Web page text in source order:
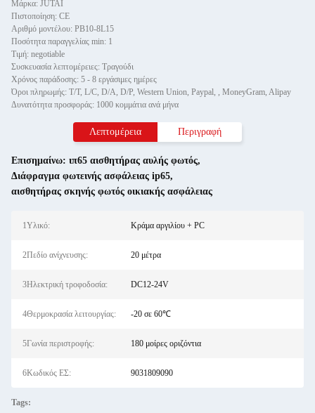
Μάρκα: JUTAI
Πιστοποίηση: CE
Αριθμό μοντέλου: PB10-8L15
Ποσότητα παραγγελίας min: 1
Τιμή: negotiable
Συσκευασία λεπτομέρειες: Τραγούδι
Χρόνος παράδοσης: 5 - 8 εργάσιμες ημέρες
Όροι πληρωμής: T/T, L/C, D/A, D/P, Western Union, Paypal, , MoneyGram, Alipay
Δυνατότητα προσφοράς: 1000 κομμάτια ανά μήνα
Λεπτομέρεια Περιγραφή
Επισημαίνω: ιπ65 αισθητήρας αυλής φωτός,
Διάφραγμα φωτεινής ασφάλειας ip65,
αισθητήρας σκηνής φωτός οικιακής ασφάλειας
1Υλικό: Κράμα αργιλίου + PC
2Πεδίο ανίχνευσης: 20 μέτρα
3Ηλεκτρική τροφοδοσία: DC12-24V
4Θερμοκρασία λειτουργίας: -20 σε 60℃
5Γωνία περιστροφής: 180 μοίρες οριζόντια
6Κωδικός ΕΣ: 9031809090
Tags: